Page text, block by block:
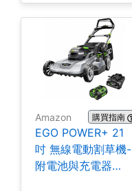
Amazon 購買指南
EGO POWER+ 21
吋 無線電動割草機-
附電池與充電器